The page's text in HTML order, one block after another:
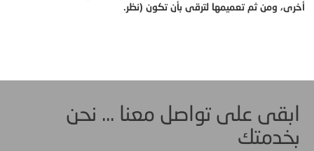
أخرى، ومن ثم تعميمها لترقى بأن تكون (نظر.
ابقى على تواصل معنا ... نحن
بخدمتك